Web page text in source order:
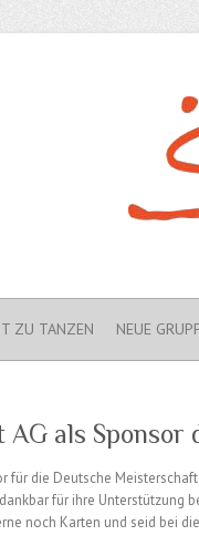
ZU TANZEN NEUE
AG als Sponsor
für die Deutsche
für ihre Unterstützung
noch Karten und seid bei